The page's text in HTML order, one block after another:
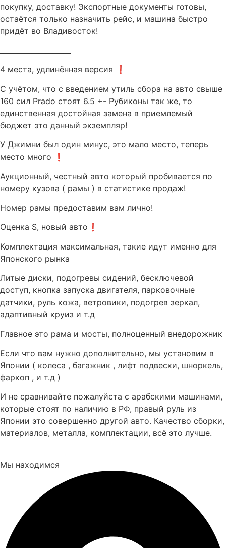
покупку, доставку! Экспортные документы готовы,
остаётся только назначить рейс, и машина быстро
придёт во Владивосток!
4 места, удлинённая версия ❗️
С учётом, что с введением утиль сбора на авто свыше
160 сил Prado стоят 6.5 +- Рубиконы так же, то
единственная достойная замена в приемлемый
бюджет это данный экземпляр!
У Джимни был один минус, это мало место, теперь
место много ❗️
Аукционный, честный авто который пробивается по
номеру кузова ( рамы ) в статистике продаж!
Номер рамы предоставим вам лично!
Оценка S, новый авто❗️
Комплектация максимальная, такие идут именно для
Японского рынка
Литые диски, подогревы сидений, бесключевой
доступ, кнопка запуска двигателя, парковочные
датчики, руль кожа, ветровики, подогрев зеркал,
адаптивный круиз и т.д
Главное это рама и мосты, полноценный внедорожник
Если что вам нужно дополнительно, мы установим в
Японии ( колеса , багажник , лифт подвески, шноркель,
фаркоп , и т.д )
И не сравнивайте пожалуйста с арабскими машинами,
которые стоят по наличию в РФ, правый руль из
Японии это совершенно другой авто. Качество сборки,
материалов, металла, комплектации, всё это лучше.
Мы находимся